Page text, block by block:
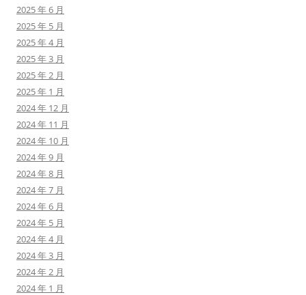
2025 年 6 月
2025 年 5 月
2025 年 4 月
2025 年 3 月
2025 年 2 月
2025 年 1 月
2024 年 12 月
2024 年 11 月
2024 年 10 月
2024 年 9 月
2024 年 8 月
2024 年 7 月
2024 年 6 月
2024 年 5 月
2024 年 4 月
2024 年 3 月
2024 年 2 月
2024 年 1 月